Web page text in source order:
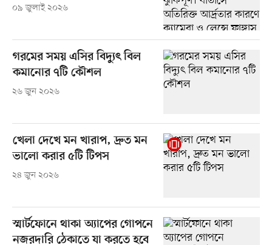
০৯ জুলাই ২০২৬
গরমের সময় এসির বিদ্যুৎ বিল
কমানোর ৭টি কৌশল
২৬ জুন ২০২৬
খেলা দেখে মন খারাপ, দ্রুত মন
ভালো করার ৫টি টিপস
২৪ জুন ২০২৬
স্মার্টফোনে থাকা অ্যাপের গোপনে
নজরদারি ঠেকাতে যা করতে হবে